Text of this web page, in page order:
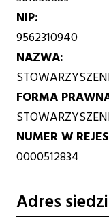
NIP
9562310940
NAZWA
FORMA
NUMER W
0000512834
Adres